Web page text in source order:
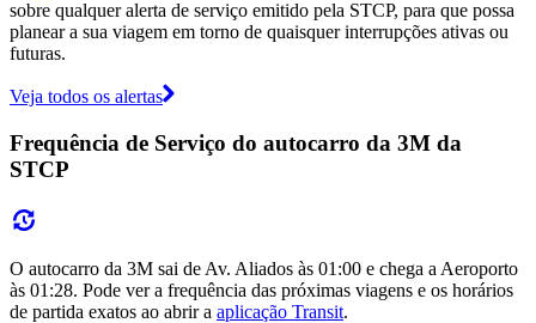
sobre qualquer alerta de serviço emitido pela STCP, para que possa
planear a sua viagem em torno de quaisquer interrupções ativas ou
futuras.
Veja todos os alertas
Frequência de Serviço do autocarro da 3M da
STCP
O autocarro da 3M sai de Av. Aliados às 01:00 e chega a Aeroporto
às 01:28. Pode ver a frequência das próximas viagens e os horários
de partida exatos ao abrir a aplicação Transit.